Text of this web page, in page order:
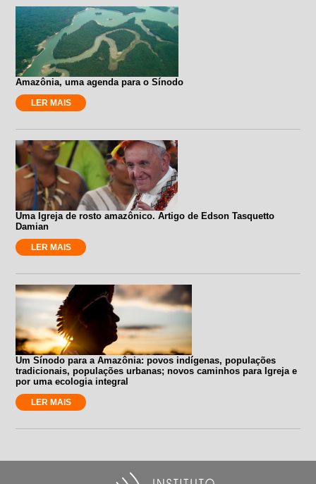
Amazônia, uma agenda para o Sínodo
LER MAIS
Uma Igreja de rosto amazônico. Artigo de Edson Tasquetto
Damian
LER MAIS
Um Sínodo para a Amazônia: povos indígenas, populações
tradicionais, populações urbanas; novos caminhos para Igreja e
por uma ecologia integral
LER MAIS